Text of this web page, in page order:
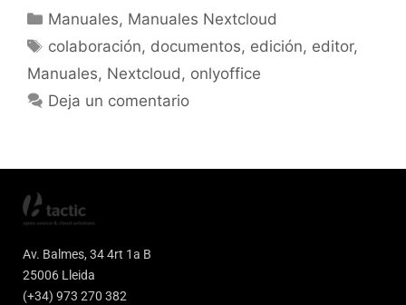
Manuales, Manuales Nextcloud
colaboración, documentos, edición, editor,
Manuales, Nextcloud , onlyoffice
Deja un comentario
Av. Balmes, 34 4rt 1a B
25006 Lleida
(+34) 973 270 382